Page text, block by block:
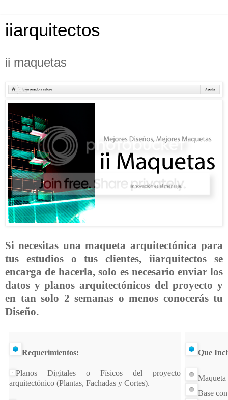
iiarquitectos
ii maquetas
Si necesitas una maqueta arquitectónica para
tus estudios o tus clientes, iiarquitectos se
encarga de hacerla, solo es necesario enviar los
datos y planos arquitectónicos del proyecto y
en tan solo 2 semanas o menos conocerás tu
Diseño.
Requerimientos:
Planos Digitales o Físicos del proyecto
arquitectónico (Plantas, Fachadas y Cortes).
Que
Base